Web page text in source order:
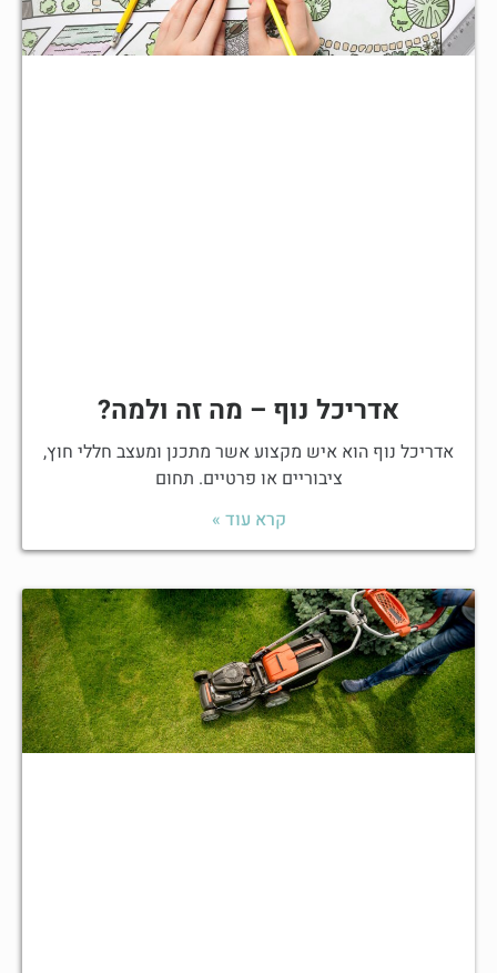
אדריכל נוף – מה זה ולמה?
אדריכל נוף הוא איש מקצוע אשר מתכנן ומעצב חללי חוץ,
ציבוריים או פרטיים. תחום
קרא עוד »